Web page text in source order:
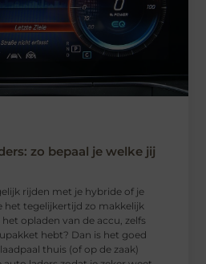
zo bepaal je welke jij
rijden met je hybride of je
het tegelijkertijd zo makkelijk
opladen van de accu, zelfs
hebt? Dan is het goed
thuis (of op de zaak)